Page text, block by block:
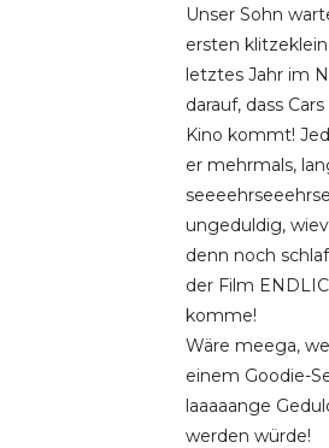
Unser Sohn
ersten
letztes Jahr im
darauf, dass
Kino kommt!
er mehrmals,
ungeduldig,
denn noch
der Film
komme!
Wäre meega,
einem Goodie-
laaaaange
werden würde!